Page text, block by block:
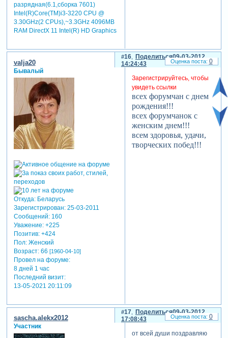
разрядная(6.1,сборка 7601)
Intel(R)Core(TM)i3-3220 CPU @
3.30GHz(2 CPUs),~3.3GHz 4096MB
RAM DirectX 11 Intel(R) HD Graphics
Поделиться
16
09-03-2012
14:24:43
valja20
Бывалый
Откуда:Беларусь
Зарегистрирован: 25-03-2011
Сообщений:160
Уважение: +225
Позитив: +424
Пол:Женский
Возраст:66 [1960-04-10]
Провел на форуме:
8 дней 1 час
Последний визит:
13-05-2021 20:11:09
Зарегистрируйтесь, чтобы
увидеть ссылки
всех форумчан с днем
рождения!!!
всех форумчанок с
женским днем!!!
всем здоровья, удачи,
творческих побед!!!
0
Поделиться
17
09-03-2012
17:08:43
sascha.alekx2012
Участник
от всей души поздравляю
0